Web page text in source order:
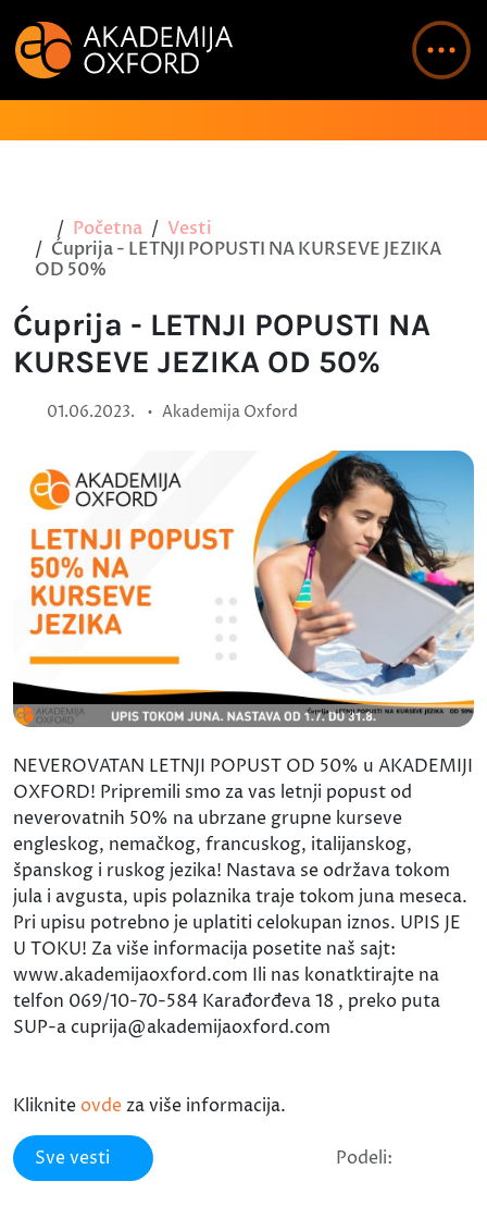
Početna
Vesti
Ćuprija - LETNJI POPUSTI NA KURSEVE JEZIKA
OD 50%
Ćuprija - LETNJI POPUSTI NA
KURSEVE JEZIKA OD 50%
01.06.2023. • Akademija Oxford
NEVEROVATAN LETNJI POPUST OD 50% u AKADEMIJI
OXFORD! Pripremili smo za vas letnji popust od
neverovatnih 50% na ubrzane grupne kurseve
engleskog, nemačkog, francuskog, italijanskog,
španskog i ruskog jezika! Nastava se održava tokom
jula i avgusta, upis polaznika traje tokom juna meseca.
Pri upisu potrebno je uplatiti celokupan iznos. UPIS JE
U TOKU! Za više informacija posetite naš sajt:
www.akademijaoxford.com Ili nas konatktirajte na
telfon 069/10-70-584 Karađorđeva 18 , preko puta
SUP-a cuprija@akademijaoxford.com
Kliknite ovde za više informacija.
Sve vesti Podeli: